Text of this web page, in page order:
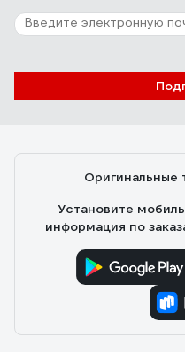
Оригинальные
Установите
информация по